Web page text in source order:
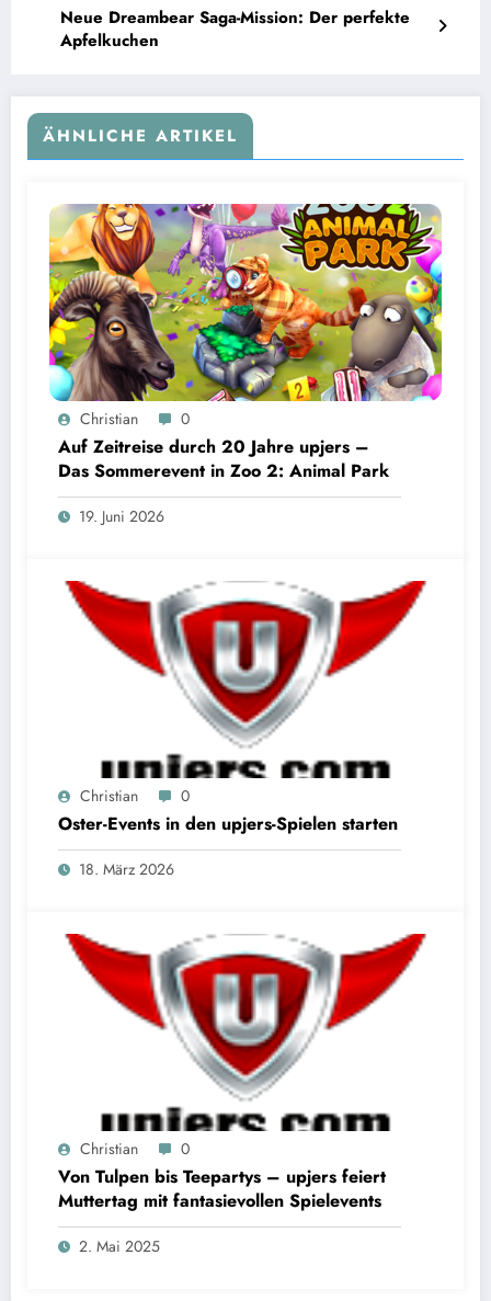
Neue Dreambear Saga-Mission: Der perfekte
Apfelkuchen
ÄHNLICHE ARTIKEL
Christian 0
Auf Zeitreise durch 20 Jahre upjers –
Das Sommerevent in Zoo 2: Animal Park
19. Juni 2026
Christian 0
Oster-Events in den upjers-Spielen starten
18. März 2026
Christian 0
Von Tulpen bis Teepartys – upjers feiert
Muttertag mit fantasievollen Spielevents
2. Mai 2025